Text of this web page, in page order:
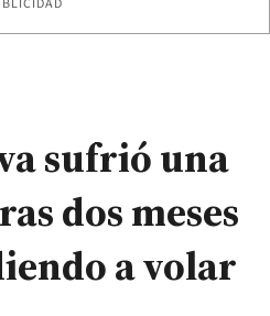
sufrió una
dos meses
a volar